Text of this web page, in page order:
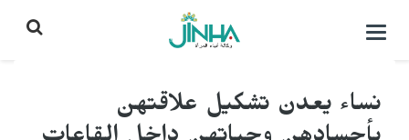
التحكم
نساء يعدن تشكيل علاقتهن